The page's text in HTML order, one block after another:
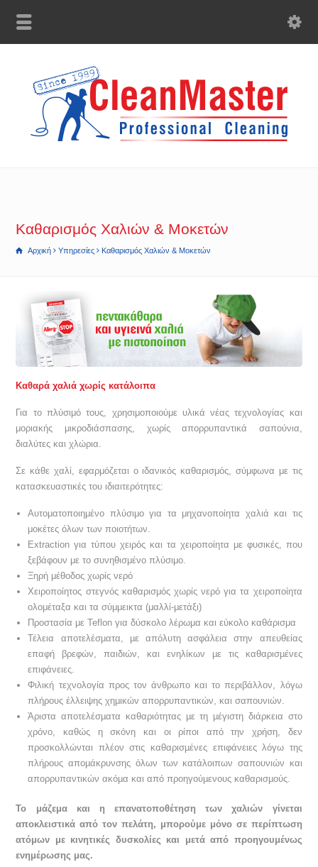
Καθαρισμός Χαλιών & Μοκετών
Αρχική Υπηρεσίες Καθαρισμός Χαλιών & Μοκετών
Kαθαρά χαλιά χωρίς κατάλοιπα
Για το πλύσιμό τους, χρησιμοποιούμε υλικά νέας τεχνολογίας και
μοριακής μικροδιάσπασης, χωρίς απορρυπαντικά σαπούνια,
διαλύτες και χλώρια.
Σε κάθε χαλί, εφαρμόζεται ο ιδανικός καθαρισμός, σύμφωνα με τις
κατασκευαστικές του ιδιαιτερότητες:
Αυτοματοποιημένο πλύσιμο για τα μηχανοποίητα χαλιά και τις
μοκέτες όλων των ποιοτήτων.
Extraction για τύπου χειρός και τα χειροποίητα με φυσικές, που
ξεβάφουν με το συνηθισμένο πλύσιμο.
Ξηρή μέθοδος χωρίς νερό
Χειροποίητος στεγνός καθαρισμός χωρίς νερό για τα χειροποίητα
ολομέταξα και τα σύμμεικτα (μαλλί-μετάξι)
Προστασία με Teflon για δύσκολο λέρωμα και εύκολο καθάρισμα
Τέλεια αποτελέσµατα, µε απόλυτη ασφάλεια στην απευθείας
επαφή βρεφών, παιδιών, και ενηλίκων µε τις καθαρισµένες
επιφάνειες.
Φιλική τεχνολογία προς τον άνθρωπο και το περιβάλλον, λόγω
πλήρους έλλειψης χηµικών απορρυπαντικών, και σαπουνιών.
Άριστα αποτελέσµατα καθαριότητας µε τη µέγιστη διάρκεια στο
χρόνο, καθώς η σκόνη και οι ρίποι από την χρήση, δεν
προσκολλώνται πλέον στις καθαρισµένες επιφάνειες λόγω της
πλήρους αποµάκρυνσης όλων των κατάλοιπων σαπουνιών και
απορρυπαντικών ακόµα και από προηγούµενους καθαρισµούς.
Το μάζεμα και η επανατοποθέτηση των χαλιών γίνεται
αποκλειστικά από τον πελάτη, μπορούμε μόνο σε περίπτωση
ατόμων με κινητικές δυσκολίες και μετά από προηγουμένως
ενημέρωσης μας.